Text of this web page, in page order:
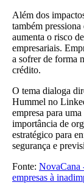
Além dos
também
aumenta o risco
empresariais.
a sofrer de forma
crédito.
O tema dialoga
Hummel no
empresa para
importância de
estratégico para
segurança e
Fonte: NovaCana
empresas à